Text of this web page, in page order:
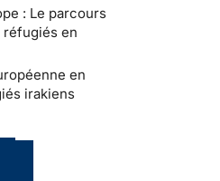
: Le parcours
en
en
irakiens